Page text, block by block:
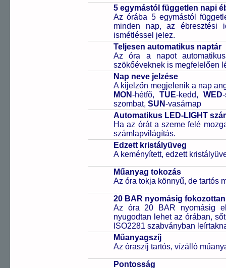
5 egymástól független napi
Az órába 5 egymástól
minden nap, az ébresztési
ismétléssel jelez.
Teljesen automatikus naptár
Az óra a napot
szökőéveknek is megfelelően
Nap neve jelzése
A kijelzőn megjelenik a nap
MON-hétfő, TUE-kedd, WED
szombat, SUN-vasárnap
Automatikus LED-LIGHT
Ha az órát a szeme felé
számlapvilágítás.
Edzett kristályüveg
A keményített, edzett
Műanyag tokozás
Az óra tokja könnyű, de tartós
20 BAR nyomásig
Az óra 20 BAR nyomásig
nyugodtan lehet az órában,
ISO2281 szabványban
Műanyagszíj
Az óraszíj tartós, vízálló
Pontosság